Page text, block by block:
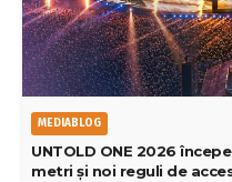
MEDIABLOG
UNTOLD ONE 2026
metri și noi reguli de